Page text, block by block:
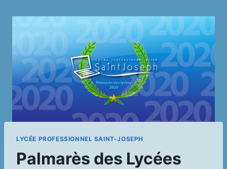
LYCÉE PROFESSIONNEL SAINT-JOSEPH
Palmarès des Lycées